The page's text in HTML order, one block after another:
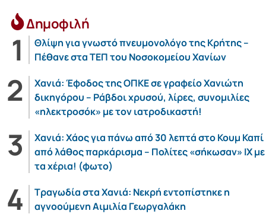
Δημοφιλή
Θλίψη για γνωστό πνευμονολόγο της Κρήτης –
Πέθανε στα ΤΕΠ του Νοσοκομείου Χανίων
Χανιά: Έφοδος της ΟΠΚΕ σε γραφείο Χανιώτη
δικηγόρου – Ράβδοι χρυσού, λίρες, συνομιλίες
«ηλεκτροσόκ» με τον ιατροδικαστή!
Χανιά: Χάος για πάνω από 30 λεπτά στο Κουμ Καπί
από λάθος παρκάρισμα – Πολίτες «σήκωσαν» ΙΧ με
τα χέρια! (φωτο)
Τραγωδία στα Χανιά: Νεκρή εντοπίστηκε η
αγνοούμενη Αιμιλία Γεωργαλάκη